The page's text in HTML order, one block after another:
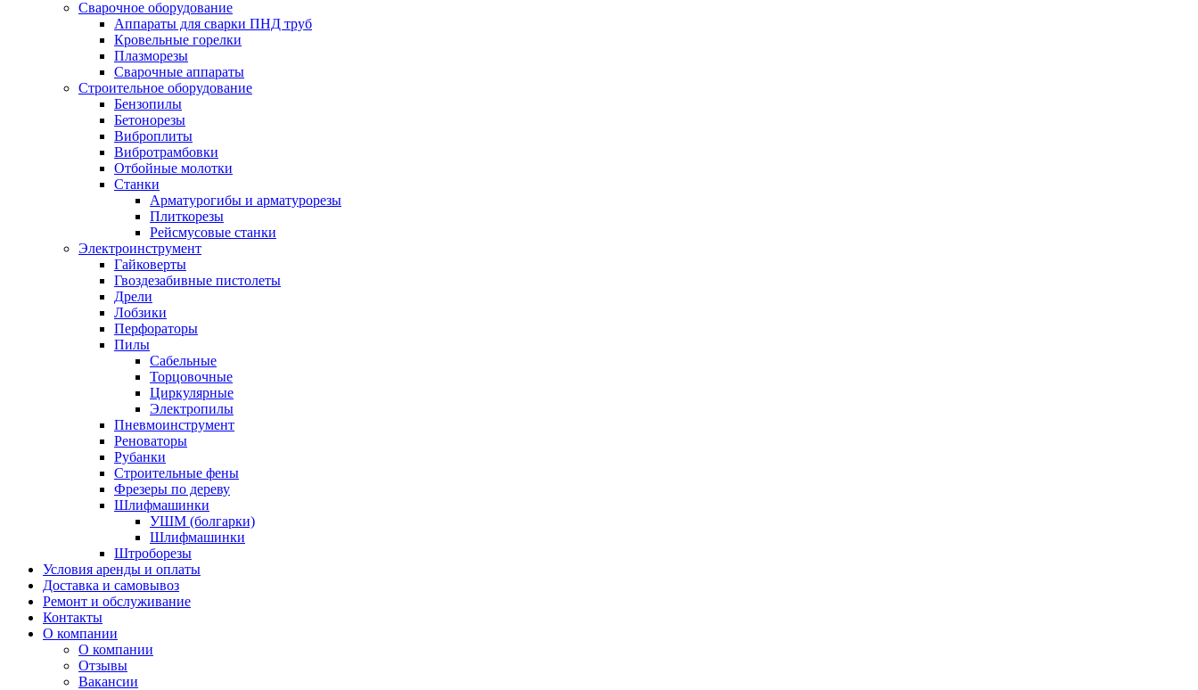
Сварочное оборудование
Аппараты для сварки ПНД труб
Кровельные горелки
Плазморезы
Сварочные аппараты
Строительное оборудование
Бензопилы
Бетонорезы
Виброплиты
Вибротрамбовки
Отбойные молотки
Станки
Арматурогибы и арматурорезы
Плиткорезы
Рейсмусовые станки
Электроинструмент
Гайковерты
Гвоздезабивные пистолеты
Дрели
Лобзики
Перфораторы
Пилы
Сабельные
Торцовочные
Циркулярные
Электропилы
Пневмоинструмент
Реноваторы
Рубанки
Строительные фены
Фрезеры по дереву
Шлифмашинки
УШМ (болгарки)
Шлифмашинки
Штроборезы
Условия аренды и оплаты
Доставка и самовывоз
Ремонт и обслуживание
Контакты
О компании
О компании
Отзывы
Вакансии